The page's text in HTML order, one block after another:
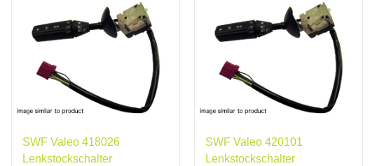
SWF Valeo 418026
Lenkstockschalter
SWF Valeo 420101
Lenkstockschalter